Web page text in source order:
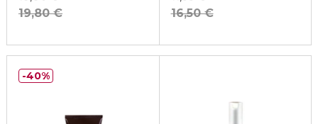
19,80 €
16,50 €
40%